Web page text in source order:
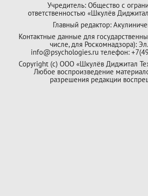
Учредитель: Общество с
ответственностью «Шкулёв
Главный редактор:
Контактные данные для
числе, для Роскомнадзора):
info@psychologies.ru телефон:
Copyright (с) ООО «Шкулёв Диджитал
Любое воспроизведение
разрешения редакции